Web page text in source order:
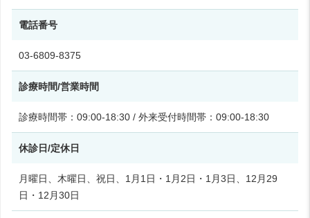
電話番号
03-6809-8375
診療時間/営業時間
診療時間帯：09:00-18:30 / 外来受付時間帯：09:00-18:30
休診日/定休日
月曜日、木曜日、祝日、1月1日・1月2日・1月3日、12月29
日・12月30日